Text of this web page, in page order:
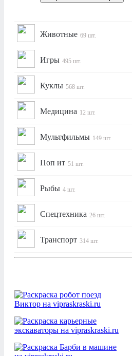
Животные 69 шт.
Игры 495 шт.
Куклы 568 шт.
Медицина 12 шт.
Мультфильмы 149 шт.
Поп ит 51 шт.
Рыбы 4 шт.
Спецтехника 26 шт.
Транспорт 314 шт.